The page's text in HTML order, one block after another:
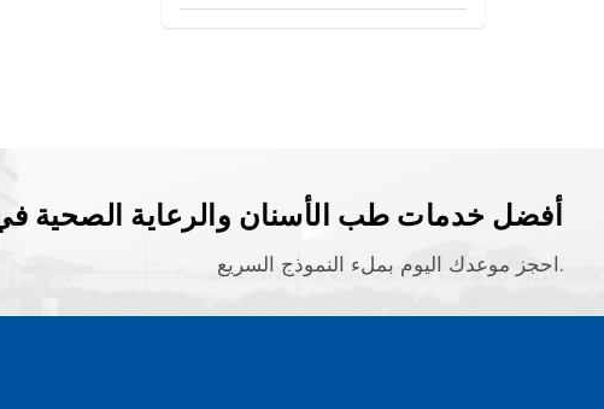
أفضل خدمات طب الأسنان والرعاية الصحية
احجز موعدك اليوم بملء النموذج السريع.